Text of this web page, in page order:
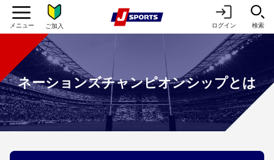
ご加入 ログイン 検索
ネーションズチャンピオンシップとは